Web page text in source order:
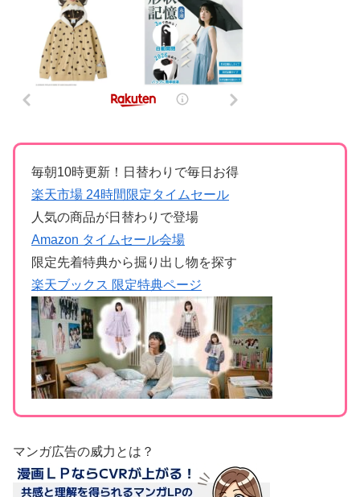
毎朝10時更新！日替わりで毎日お得
楽天市場 24時間限定タイムセール
人気の商品が日替わりで登場
Amazon タイムセール会場
限定先着特典から掘り出し物を探す
楽天ブックス 限定特典ページ
マンガ広告の威力とは？